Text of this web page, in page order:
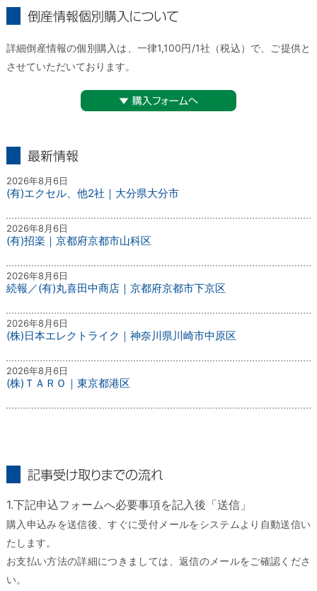
詳細倒産情報の個別購入は、一律1,100円/1社（税込）で、ご提供と
させていただいております。
2026年8月6日
(有)エクセル、他2社｜大分県大分市
2026年8月6日
(有)招楽｜京都府京都市山科区
2026年8月6日
続報／(有)丸喜田中商店｜京都府京都市下京区
2026年8月6日
(株)日本エレクトライク｜神奈川県川崎市中原区
2026年8月6日
(株)ＴＡＲＯ｜東京都港区
1.下記申込フォームへ必要事項を記入後「送信」
購入申込みを送信後、すぐに受付メールをシステムより自動送信い
たします。
お支払い方法の詳細につきましては、返信のメールをご確認くださ
い。